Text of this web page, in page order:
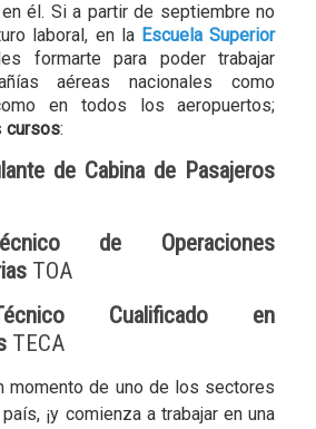
en él. Si a partir de septiembre no
laboral, en la Escuela Superior
formarte para poder trabajar
aéreas nacionales como
en todos los aeropuertos;
cursos:
de Cabina de Pasajeros
de Operaciones
TOA
Cualificado en
TECA
momento de uno de los sectores
¡y comienza a trabajar en una